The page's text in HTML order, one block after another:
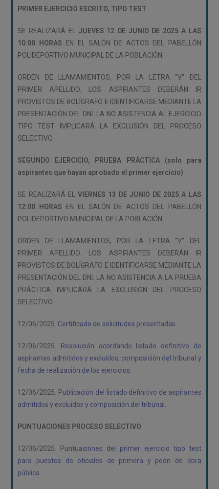
PRIMER EJERCICIO ESCRITO, TIPO TEST
SE REALIZARÁ EL JUEVES 12 DE JUNIO DE 2025 A LAS
10:00 HORAS EN EL SALÓN DE ACTOS DEL PABELLÓN
POLIDEPORTIVO MUNICIPAL DE LA POBLACIÓN.
ORDEN DE LLAMAMIENTOS, POR LA LETRA “V” DEL
PRIMER APELLIDO. LOS ASPIRANTES DEBERÁN IR
PROVISTOS DE BOLÍGRAFO E IDENTIFICARSE MEDIANTE LA
PRESENTACIÓN DEL DNI. LA NO ASISTENCIA AL EJERCICIO
TIPO TEST IMPLICARÁ LA EXCLUSIÓN DEL PROCESO
SELECTIVO.
SEGUNDO EJERCICIO, PRUEBA PRÁCTICA (solo para
aspirantes que hayan aprobado el primer ejercicio)
SE REALIZARÁ ELVIERNES 13 DE JUNIO DE 2025 A LAS
12:00 HORAS EN EL SALÓN DE ACTOS DEL PABELLÓN
POLIDEPORTIVO MUNICIPAL DE LA POBLACIÓN.
ORDEN DE LLAMAMIENTOS, POR LA LETRA “V” DEL
PRIMER APELLIDO. LOS ASPIRANTES DEBERÁN IR
PROVISTOS DE BOLÍGRAFO E IDENTIFICARSE MEDIANTE LA
PRESENTACIÓN DEL DNI. LA NO ASISTENCIA A LA PRUEBA
PRÁCTICA IMPLICARÁ LA EXCLUSIÓN DEL PROCESO
SELECTIVO.
12/06/2025. Certificado de solicitudes presentadas.
12/06/2025.
Resolución acordando listado definitivo de
aspirantes admitidos y excluidos, composición del tribunal y
fecha de realización de los ejercicios.
12/06/2025.
Publicación del listado definitivo de aspirantes
admitidos y excluidos y composición del tribunal.
PUNTUACIONES PROCESO SELECTIVO
12/06/2025.
Puntuaciones del primer ejercicio tipo test
para puestos de oficiales de primera y peón de obra
pública.